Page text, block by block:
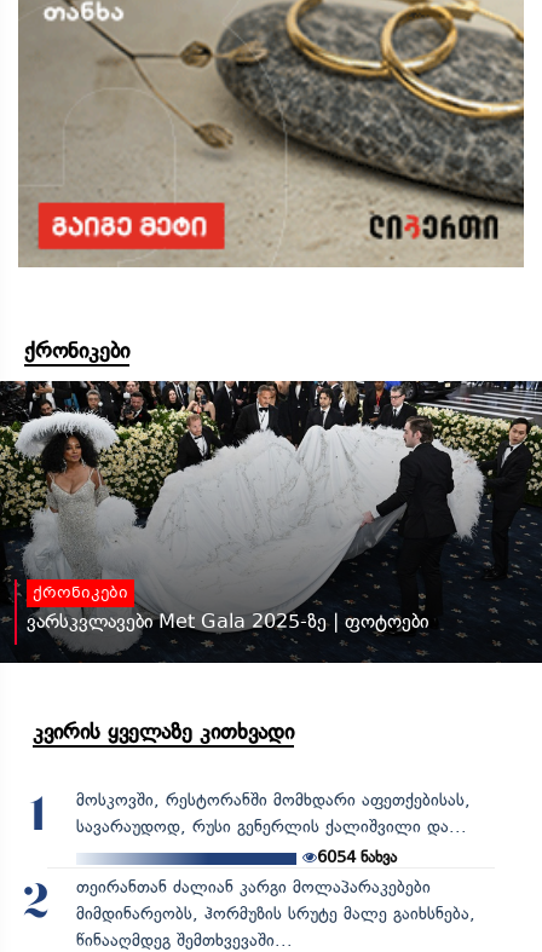
ქრონიკები
ქრონიკები
ვარსკვლავები Met Gala 2025-ზე | ფოტოები
კვირის ყველაზე კითხვადი
1
მოსკოვში, რესტორანში მომხდარი აფეთქებისას,
სავარაუდოდ, რუსი გენერლის ქალიშვილი და...
6054ნახვა
2
თეირანთან ძალიან კარგი მოლაპარაკებები
მიმდინარეობს, ჰორმუზის სრუტე მალე გაიხსნება,
წინააღმდეგ შემთხვევაში...